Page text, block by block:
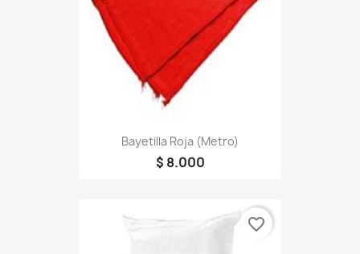
Bayetilla Roja (metro)
$ 8.000
favorite_border